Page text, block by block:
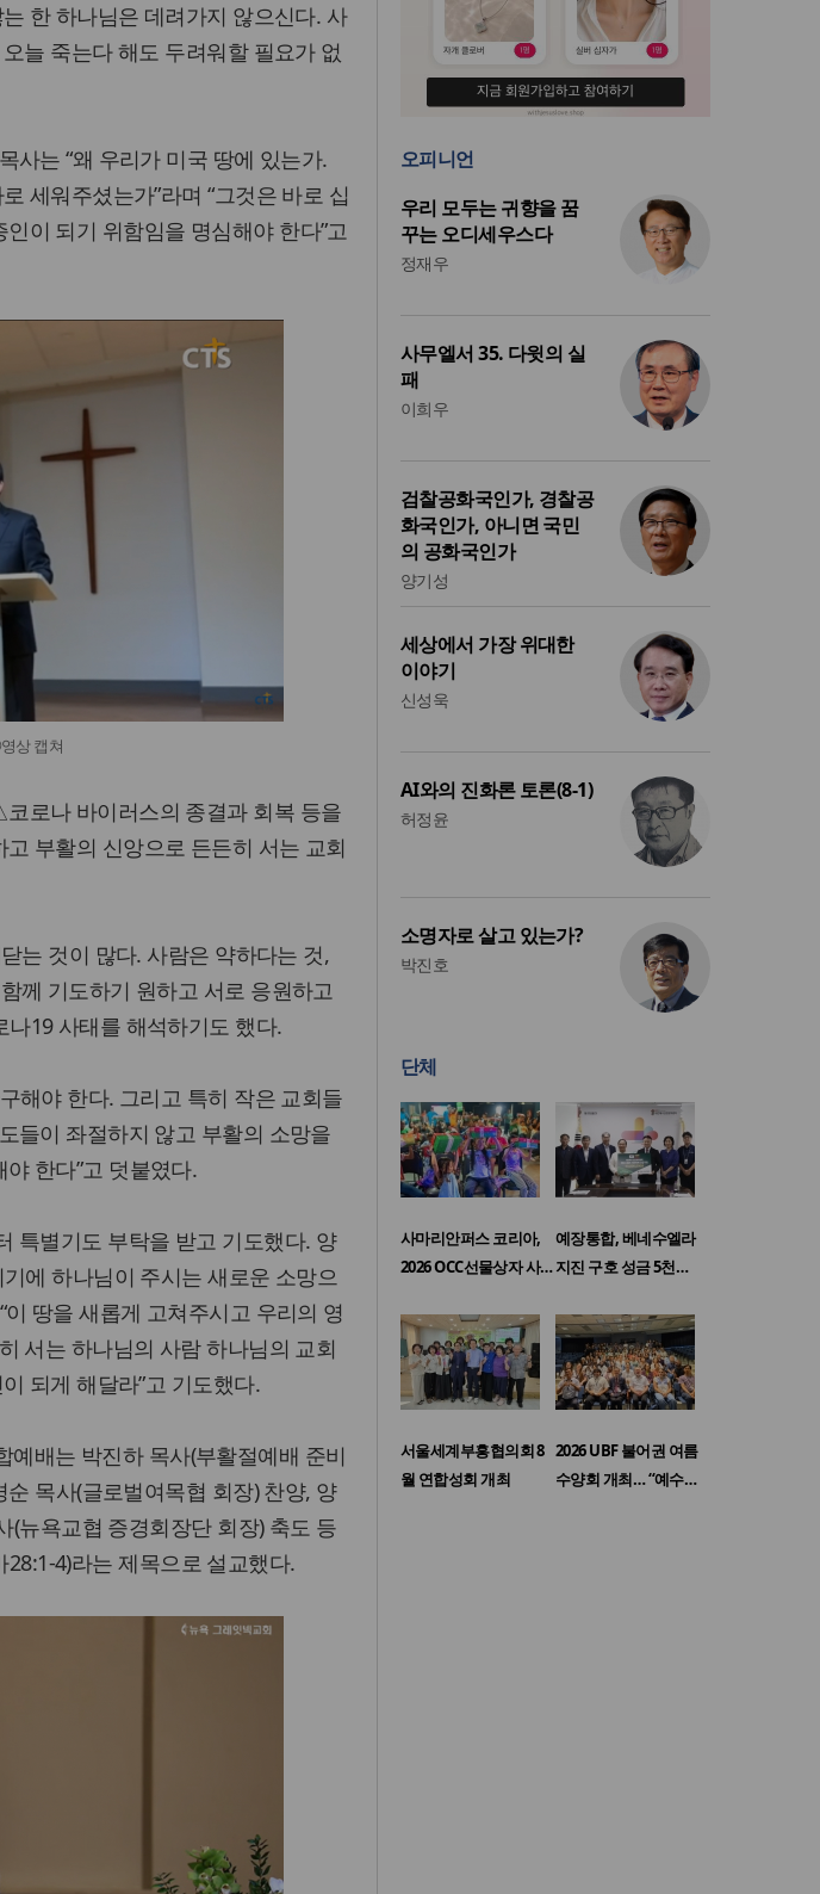
한 하나님은 데려가지 않으신다. 사
늘 죽는다 해도 두려워할 필요가 없
사는 “왜 우리가 미국 땅에 있는가.
세워주셨는가”라며 “그것은 바로 십
이 되기 위함임을 명심해야 한다”고
상 캡쳐
로나 바이러스의 종결과 회복 등을
부활의 신앙으로 든든히 서는 교회
는 것이 많다. 사람은 약하다는 것,
께 기도하기 원하고 서로 응원하고
19 사태를 해석하기도 했다.
해야 한다. 그리고 특히 작은 교회들
들이 좌절하지 않고 부활의 소망을
한다”고 덧붙였다.
특별기도 부탁을 받고 기도했다. 양
에 하나님이 주시는 새로운 소망으
땅을 새롭게 고쳐주시고 우리의 영
서는 하나님의 사람 하나님의 교회
되게 해달라”고 기도했다.
배는 박진하 목사(부활절예배 준비
목사(글로벌여목협 회장) 찬양, 양
(뉴욕교협 증경회장단 회장) 축도 등
28:1-4)라는 제목으로 설교했다.
오피니언
우리 모두는 귀향을 꿈
꾸는 오디세우스다
정재우
사무엘서 35. 다윗의 실
패
이희우
검찰공화국인가, 경찰공
화국인가, 아니면 국민
의 공화국인가
양기성
세상에서 가장 위대한
이야기
신성욱
AI와의 진화론 토론(8-1)
허정윤
소명자로 살고 있는가?
박진호
단체
사마리안퍼스 코리아,
2026 OCC선물상자 사…
예장통합, 베네수엘라
지진 구호 성금 5천…
서울세계부흥협의회 8
월 연합성회 개최
2026 UBF 불어권 여름
수양회 개최… “예수…